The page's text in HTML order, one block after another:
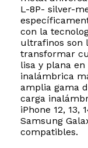
L-8P- silver-
con la
ultrafinos son
transformar
lisa y plana
inalámbrica
amplia gama
carga
iPhone 12, 13,
Samsung
compatibles.